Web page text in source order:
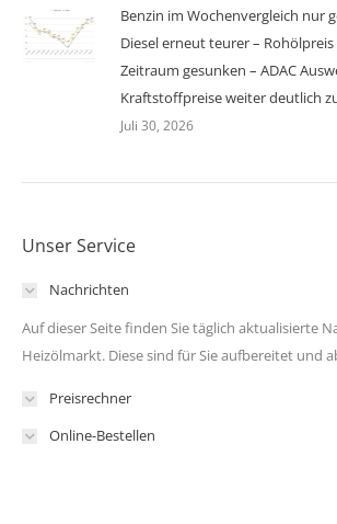
Benzin im Wochenvergleich nur
Diesel erneut teurer –
Zeitraum gesunken – ADAC
Kraftstoffpreise weiter deutlich
Juli 30, 2026
Unser Service
Nachrichten
Auf dieser Seite finden Sie täglich aktualisierte
Heizölmarkt. Diese sind für Sie aufbereitet und
Preisrechner
Online-Bestellen